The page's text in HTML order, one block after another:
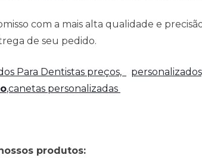
com a mais alta qualidade e
de seu pedido.
Para Dentistas preços,
,canetas personalizadas
produtos: